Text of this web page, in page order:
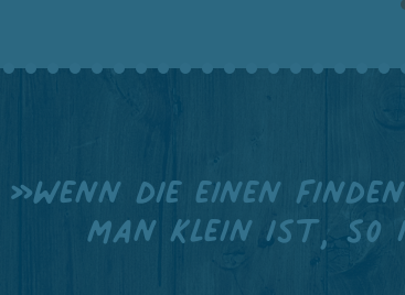
»Wenn die einen
man klein ist,